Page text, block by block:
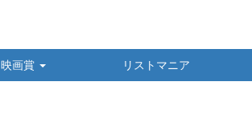
映画賞 リストマニア